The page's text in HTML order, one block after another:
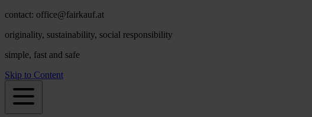
contact: office@fairkauf.at
originality, sustainability, social responsibility
simple, fast and safe
Skip to Content